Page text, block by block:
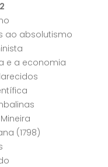
ao absolutismo
e a economia
(1798)